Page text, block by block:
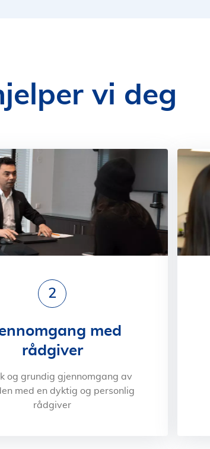
vi deg
2
med
rådgiver
og grundig gjennomgang av
med en dyktig og personlig
rådgiver